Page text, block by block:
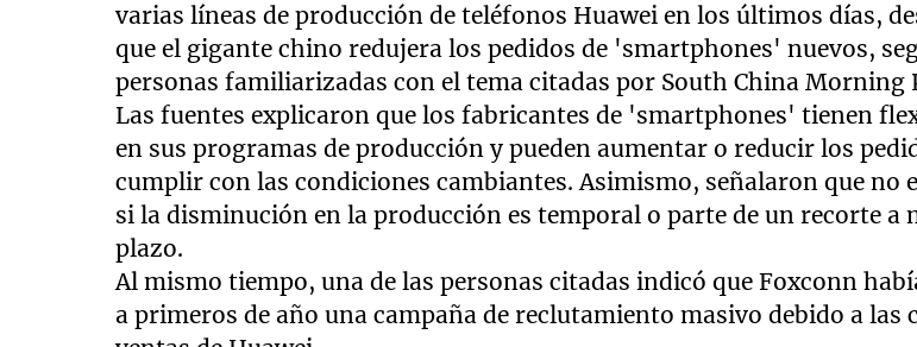
varias líneas de producción de teléfonos Huawei en los últimos días,
que el gigante chino redujera los pedidos de 'smartphones' nuevos,
personas familiarizadas con el tema citadas por South China Morning
Las fuentes explicaron que los fabricantes de 'smartphones' tienen
en sus programas de producción y pueden aumentar o reducir los
cumplir con las condiciones cambiantes. Asimismo, señalaron que no
si la disminución en la producción es temporal o parte de un recorte a
plazo.
Al mismo tiempo, una de las personas citadas indicó que Foxconn
a primeros de año una campaña de reclutamiento masivo debido a las